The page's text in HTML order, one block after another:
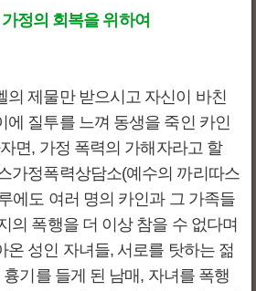
정의 회복을 위하여
의 제물만 받으시고 자신이 바친
에 질투를 느껴 동생을 죽인 카인
면, 가정 폭력의 가해자라고 할
가정폭력상담소(예수의 까리따스
에도 여러 명의 카인과 그 가족들
의 폭행을 더 이상 참을 수 없다며
온 성인 자녀들, 서로를 탓하는 젊
기를 들게 된 남매, 자녀를 폭행